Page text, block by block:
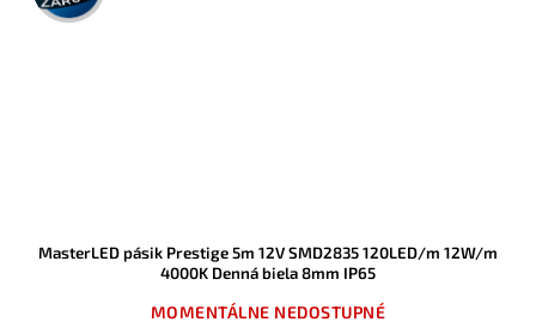
MasterLED pásik Prestige 5m 12V SMD2835 120LED/m 12W/m
4000K Denná biela 8mm IP65
MOMENTÁLNE NEDOSTUPNÉ